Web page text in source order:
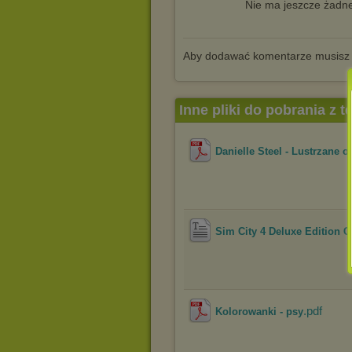
Nie ma jeszcze
Aby dodawać komentarze musisz
Inne pliki do pobrania z
Danielle Steel - Lustrzane
Sim City 4 Deluxe Edition
Kolorowanki - psy.pdf